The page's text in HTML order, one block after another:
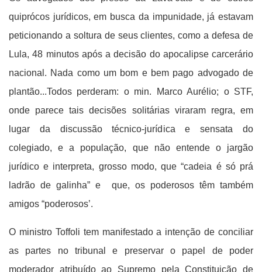
quiprócos jurídicos, em busca da impunidade, já estavam
peticionando a soltura de seus clientes, como a defesa de
Lula, 48 minutos após a decisão do apocalipse carcerário
nacional. Nada como um bom e bem pago advogado de
plantão...Todos perderam: o min. Marco Aurélio; o STF,
onde parece tais decisões solitárias viraram regra, em
lugar da discussão técnico-jurídica e sensata do
colegiado, e a população, que não entende o jargão
jurídico e interpreta, grosso modo, que “cadeia é só prá
ladrão de galinha” e que, os poderosos têm também
amigos “poderosos’.
O ministro Toffoli tem manifestado a intenção de conciliar
as partes no tribunal e preservar o papel de poder
moderador atribuído ao Supremo pela Constituição de